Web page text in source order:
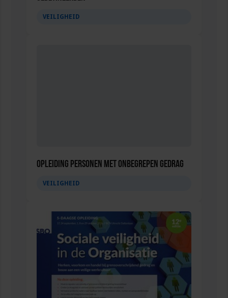
VEILIGHEID
Opleiding Personen met onbegrepen gedrag
VEILIGHEID